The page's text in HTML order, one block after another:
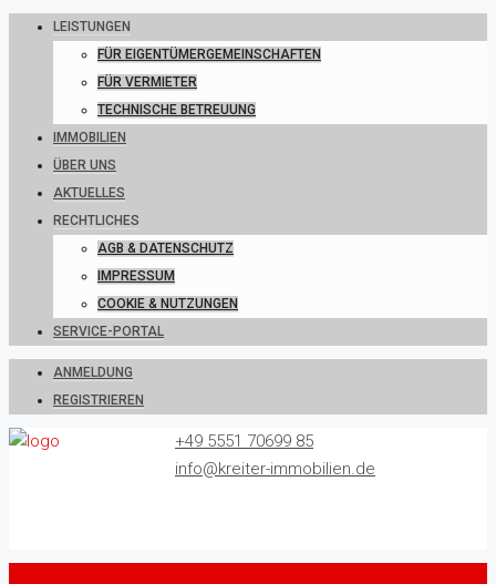
LEISTUNGEN
FÜR EIGENTÜMERGEMEINSCHAFTEN
FÜR VERMIETER
TECHNISCHE BETREUUNG
IMMOBILIEN
ÜBER UNS
AKTUELLES
RECHTLICHES
AGB & DATENSCHUTZ
IMPRESSUM
COOKIE & NUTZUNGEN
SERVICE-PORTAL
ANMELDUNG
REGISTRIEREN
+49 5551 70699 85
info@kreiter-immobilien.de